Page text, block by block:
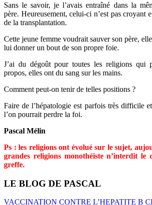
Sans le savoir, je l’avais entraîné dans la
père. Heureusement, celui-ci n’est pas croyant
de la transplantation.
Cette jeune femme voudrait sauver son père,
lui donner un bout de son propre foie.
J’ai du dégoût pour toutes les religions qui
propos, elles ont du sang sur les mains.
Comment peut-on tenir de telles positions ?
Faire de l’hépatologie est parfois très difficile
l’on pourrait perdre la foi.
Pascal Mélin
Ps : les religions ont évolué sur le sujet,
grandes religions monothéiste n’interdit le
greffe.
LE BLOG DE PASCAL
VACCINATION CONTRE L’HEPATITE B